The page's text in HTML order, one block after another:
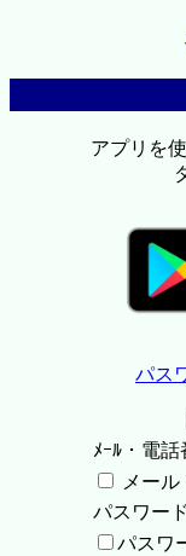
アプリを
パス
ﾒｰﾙ・電話
メー
パスワード
パスワ